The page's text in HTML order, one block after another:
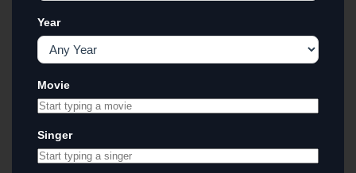
Year
Movie
Singer